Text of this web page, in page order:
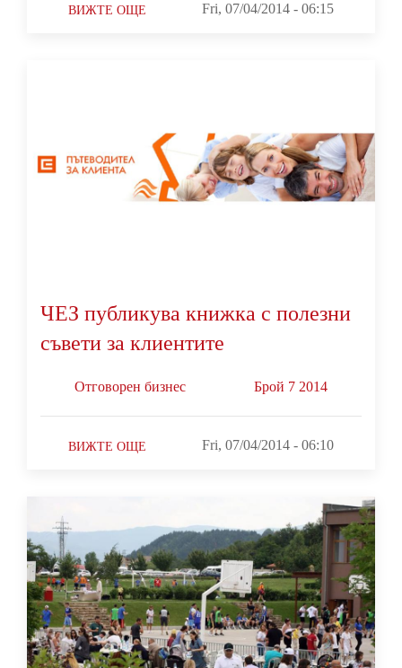
ВИЖТЕ ОЩЕ Fri, 07/04/2014 - 06:15
ЧЕЗ публикува книжка с полезни
съвети за клиентите
Oтговорен бизнес Брой 7 2014
ВИЖТЕ ОЩЕ Fri, 07/04/2014 - 06:10